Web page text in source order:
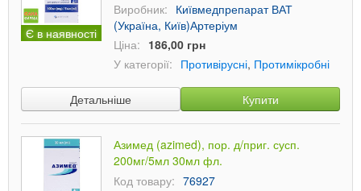
Є в наявності
Виробник: Київмедпрепарат ВАТ
(Україна, Київ)Артеріум
Ціна: 186,00 грн
У категорії: Противірусні, Протимікробні
Детальніше Купити
Азимед (azimed), пор. д/приг. сусп.
200мг/5мл 30мл фл.
Код товару: 76927